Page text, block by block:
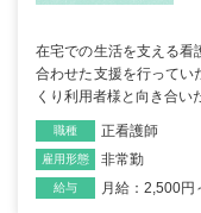
在宅での生活を支える看
合わせた支援を行ってい
くり利用者様と向き合い
職種 正看護師
雇用形態 非常勤
給与 月給：2,500円